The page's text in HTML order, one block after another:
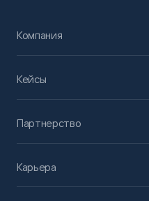
Компания
Кейсы
Партнерство
Карьера